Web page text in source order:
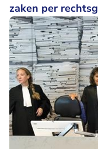
zaken per